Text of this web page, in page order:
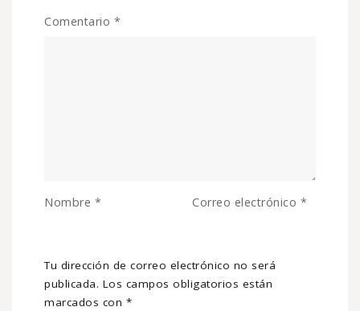
Tu dirección de correo electrónico no será
publicada. Los campos obligatorios están
marcados con *
Comentario *
Nombre * Correo electrónico *